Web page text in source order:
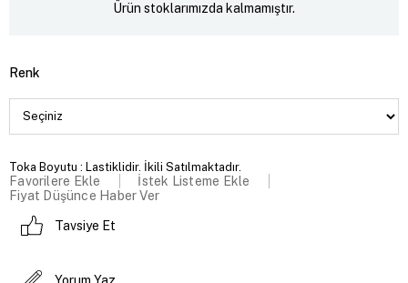
Ürün stoklarımızda kalmamıştır.
Renk
Toka Boyutu : Lastiklidir. İkili Satılmaktadır.
Favorilere Ekle
İstek Listeme Ekle
Fiyat Düşünce Haber Ver
Tavsiye Et
Yorum Yaz